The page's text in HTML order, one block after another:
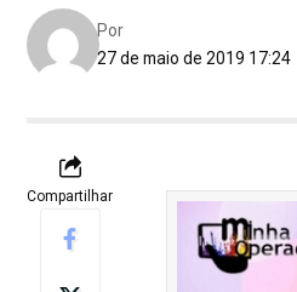
27 de maio de 2019 17:24
Por
Compartilhar